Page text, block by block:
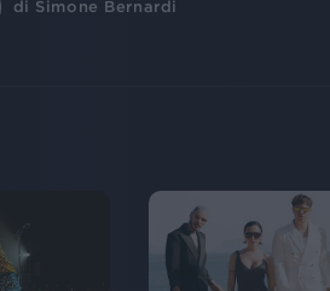
di Simone Bernardi